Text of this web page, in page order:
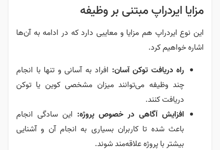
مزایا ایردراپ مبتنی بر وظیفه
این نوع ایردراپ هم مزایا و معایبی دارد که در ادامه به آن‌ها
اشاره خواهیم کرد.
راه دریافت توکن آسان: افراد به آسانی و تنها با انجام
چند وظیفه می‌توانند میزان مشخصی کوین یا توکن
دریافت کنند.
افزایش آگاهی در خصوص پروژه: این سادگی انجام
باعث شده تا کاربران بسیاری به انجام آن و آشنایی
بیشتر با پروژه علاقه‌مند شوند.